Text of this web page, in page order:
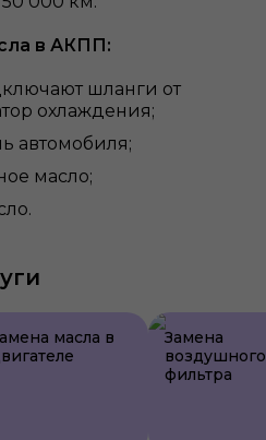
в АКПП:
шланги от
охлаждения;
автомобиля;
масло;
масла в
Замена
воздушного
фильтра